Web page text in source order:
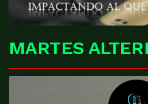
MARTES